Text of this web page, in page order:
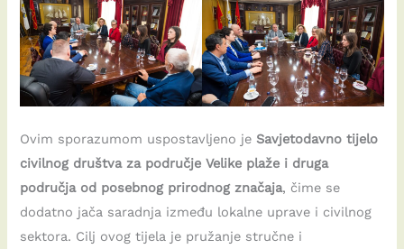
Ovim sporazumom uspostavljeno jeSavjetodavno tijelo
civilnog društva za područje Velike plaže i druga
područja od posebnog prirodnog značaja, čime se
dodatno jača saradnja između lokalne uprave i civilnog
sektora. Cilj ovog tijela je pružanje stručne i